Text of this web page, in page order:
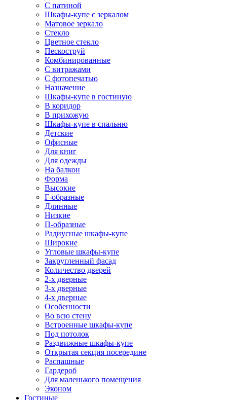
С патиной
Шкафы-купе с зеркалом
Матовое зеркало
Стекло
Цветное стекло
Пескоструй
Комбинированные
С витражами
С фотопечатью
Назначение
Шкафы-купе в гостиную
В коридор
В прихожую
Шкафы-купе в спальню
Детские
Офисные
Для книг
Для одежды
На балкон
Форма
Высокие
Г-образные
Длинные
Низкие
П-образные
Радиусные шкафы-купе
Широкие
Угловые шкафы-купе
Закругленный фасад
Количество дверей
2-х дверные
3-х дверные
4-х дверные
Особенности
Во всю стену
Встроенные шкафы-купе
Под потолок
Раздвижные шкафы-купе
Открытая секция посередине
Распашные
Гардероб
Для маленького помещения
Эконом
Гостиные